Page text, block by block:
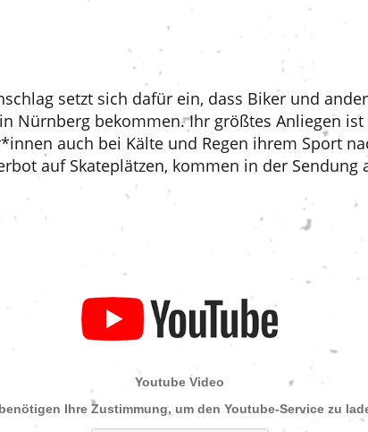
setzt sich dafür ein, dass Biker und
Nürnberg bekommen. Ihr größtes Anliegen
auch bei Kälte und Regen ihrem Sport
auf Skateplätzen, kommen in der Sendung